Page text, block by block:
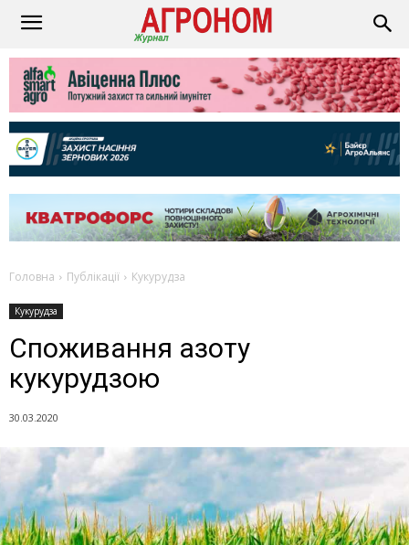
Головна Публікації Кукурудза
Кукурудза
Споживання азоту
кукурудзою
30.03.2020